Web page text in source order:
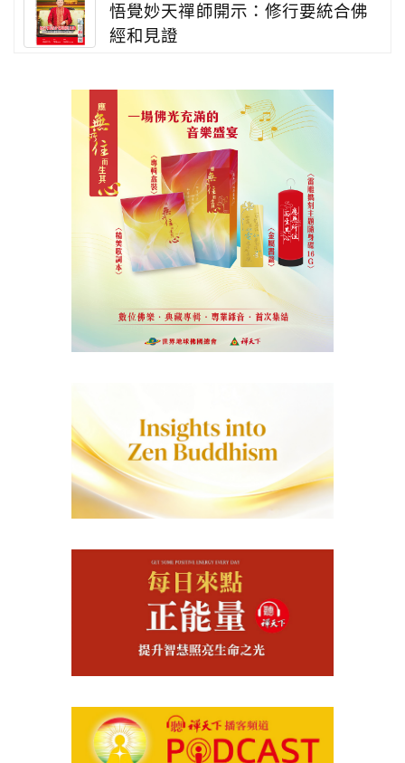
悟覺妙天禪師開示：修行要統合佛
經和見證